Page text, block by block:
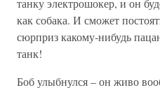
танку электрошокер, и он
как собака. И сможет
сюрприз какому-нибудь
танк!
Боб улыбнулся – он живо